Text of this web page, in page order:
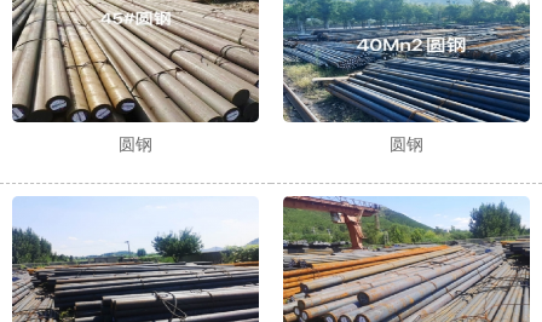
1 3
圆钢 圆钢